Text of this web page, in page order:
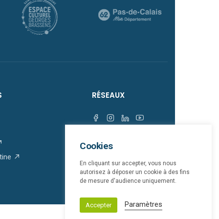
RÉSEAUX
Cookies
En cliquant sur accepter, vous nous
autorisez à déposer un cookie à des fins
de mesure d'audience uniquement.
Accepter Paramètres